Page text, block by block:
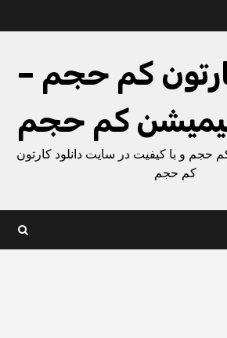
کم حجم –
کم حجم
حجم و با کیفیت در سایت دانلود کارتون
کم حجم